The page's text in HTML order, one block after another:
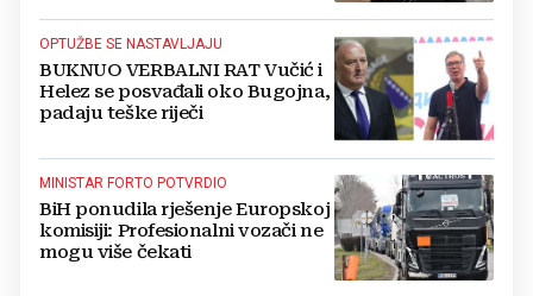
OPTUŽBE SE NASTAVLJAJU
BUKNUO VERBALNI RAT Vučić i
Helez se posvađali oko Bugojna,
padaju teške riječi
MINISTAR FORTO POTVRDIO
BiH ponudila rješenje Europskoj
komisiji: Profesionalni vozači ne
mogu više čekati